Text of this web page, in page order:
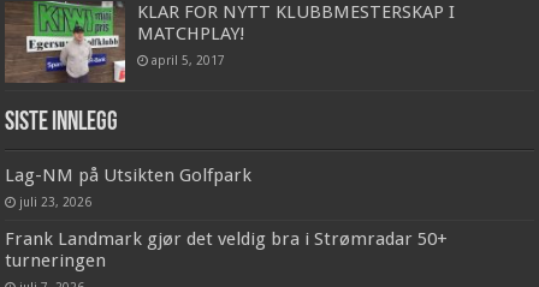
KLAR FOR NYTT KLUBBMESTERSKAP I
MATCHPLAY!
april 5, 2017
Siste innlegg
Lag-NM på Utsikten Golfpark
juli 23, 2026
Frank Landmark gjør det veldig bra i Strømradar 50+
turneringen